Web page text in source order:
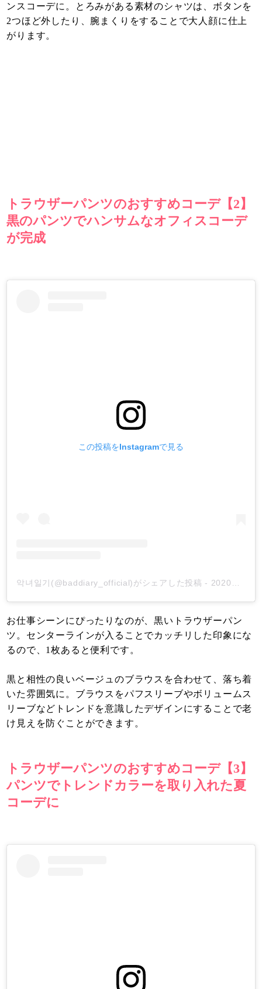
ンスコーデに。とろみがある素材のシャツは、ボタンを
2つほど外したり、腕まくりをすることで大人顔に仕上
がります。
トラウザーパンツのおすすめコーデ【2】
黒のパンツでハンサムなオフィスコーデ
が完成
この投稿をInstagramで見る
악녀일기(@baddiary_official)がシェアした投稿 - 2020年 3月月3日午後5時02分PST
お仕事シーンにぴったりなのが、黒いトラウザーパン
ツ。センターラインが入ることでカッチリした印象にな
るので、1枚あると便利です。
黒と相性の良いベージュのブラウスを合わせて、落ち着
いた雰囲気に。ブラウスをパフスリーブやボリュームス
リーブなどトレンドを意識したデザインにすることで老
け見えを防ぐことができます。
トラウザーパンツのおすすめコーデ【3】
パンツでトレンドカラーを取り入れた夏
コーデに